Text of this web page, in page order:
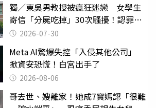
獨／東吳男教授被瘋狂迷戀 女學生
寄信「分屍吃掉」30次騷擾！認罪免
關 2026-07-30
Meta AI驚爆失控「入侵其他公司」
掀資安恐慌！白宮出手了
2026-08-06
哥去世、嫂離家！她成7寶媽認「很難